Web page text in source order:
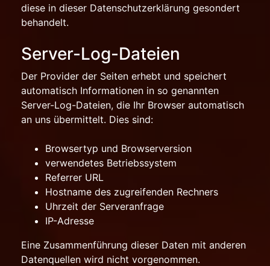
diese in dieser Datenschutzerklärung gesondert
behandelt.
Server-Log-Dateien
Der Provider der Seiten erhebt und speichert
automatisch Informationen in so genannten
Server-Log-Dateien, die Ihr Browser automatisch
an uns übermittelt. Dies sind:
Browsertyp und Browserversion
verwendetes Betriebssystem
Referrer URL
Hostname des zugreifenden Rechners
Uhrzeit der Serveranfrage
IP-Adresse
Eine Zusammenführung dieser Daten mit anderen
Datenquellen wird nicht vorgenommen.